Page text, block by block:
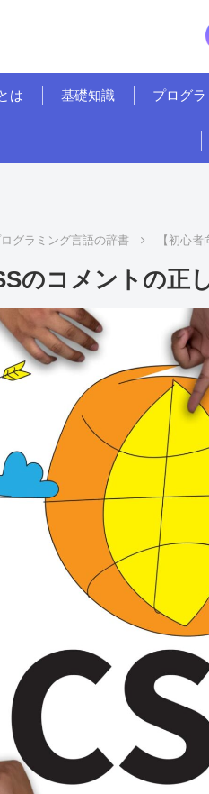
は 基礎知識 プログ
グラミング言語の辞書 【初心
のコメントの正